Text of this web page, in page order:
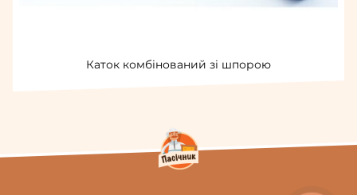
Каток комбінований зі шпорою